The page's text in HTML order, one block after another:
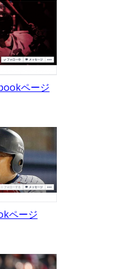
ページ
ページ